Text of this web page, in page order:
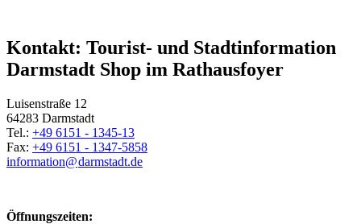
Kontakt: Tourist- und Stadtinformation
Darmstadt Shop im Rathausfoyer
Luisenstraße 12
64283 Darmstadt
Tel.: +49 6151 - 1345-13
Fax: +49 6151 - 1347-5858
information@darmstadt.de
Öffnungszeiten: